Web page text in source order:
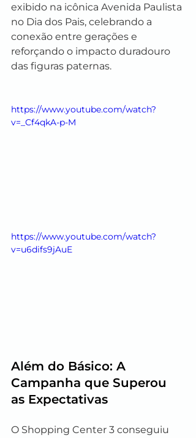
exibido na icônica Avenida Paulista
no Dia dos Pais, celebrando a
conexão entre gerações e
reforçando o impacto duradouro
das figuras paternas.
https://www.youtube.com/watch?
v=_Cf4qkA-p-M
https://www.youtube.com/watch?
v=u6difs9jAuE
Além do Básico: A
Campanha que Superou
as Expectativas
O Shopping Center 3 conseguiu